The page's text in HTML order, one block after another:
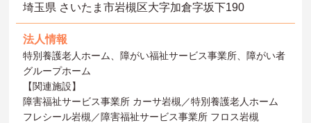
埼玉県 さいたま市岩槻区大字加倉字坂下190
法人情報
特別養護老人ホーム、障がい福祉サービス事業所、障がい者
グループホーム
【関連施設】
障害福祉サービス事業所 カーサ岩槻／特別養護老人ホーム
フレシール岩槻／障害福祉サービス事業所 フロス岩槻